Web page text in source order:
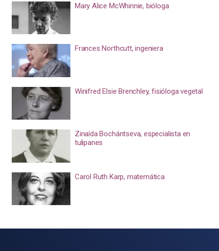
Mary Alice McWhinnie, bióloga
Frances Northcutt, ingeniera
Winifred Elsie Brenchley, fisióloga vegetal
Zinaída Bochántseva, especialista en
tulipanes
Carol Ruth Karp, matemática